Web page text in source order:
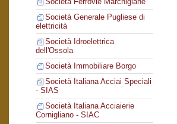
Società Generale Pugliese di
elettricità
Società Idroelettrica
dell'Ossola
Società Immobiliare Borgo
Società Italiana Acciai Speciali
- SIAS
Società Italiana Acciaierie
Cornigliano - SIAC